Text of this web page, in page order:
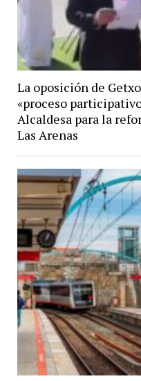
La oposición de
«proceso
Alcaldesa para la
Las Arenas